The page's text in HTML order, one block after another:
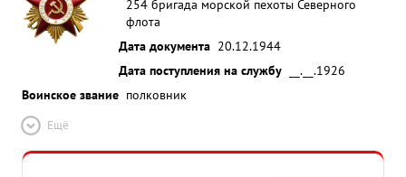
254 бригада морской пехоты Северного
флота
Дата документа 20.12.1944
Дата поступления на службу
__.__.1926
Воинское звание полковник
Ещё